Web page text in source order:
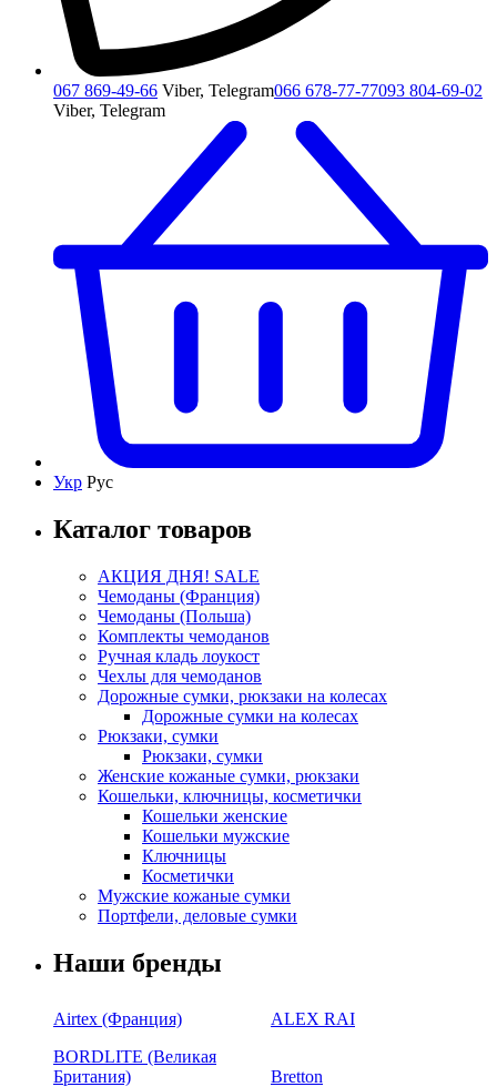
067 869-49-66 Viber, Telegram066 678-77-77093 804-69-02
Viber, Telegram
Укр Рус
Каталог товаров
АКЦИЯ ДНЯ! SALE
Чемоданы (Франция)
Чемоданы (Польша)
Комплекты чемоданов
Ручная кладь лоукост
Чехлы для чемоданов
Дорожные сумки, рюкзаки на колесах
Дорожные сумки на колесах
Рюкзаки, сумки
Рюкзаки, сумки
Женские кожаные сумки, рюкзаки
Кошельки, ключницы, косметички
Кошельки женские
Кошельки мужские
Ключницы
Косметички
Мужские кожаные сумки
Портфели, деловые сумки
Наши бренды
Airtex (Франция)
ALEX RAI
BORDLITE (Великая
Британия)
Bretton